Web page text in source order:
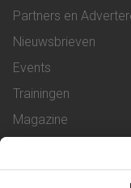
Partners en
Nieuwsbrieven
Events
Trainingen
Magazine
Service &